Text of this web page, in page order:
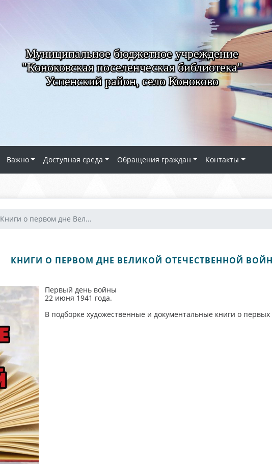
Муниципальное бюджетное учреждение
"Коноковская поселенческая библиотека"
Успенский район, село Коноково
Важно Доступная среда Обращения граждан Контакты
Книги о первом дне Вел...
КНИГИ О ПЕРВОМ ДНЕ ВЕЛИКОЙ ОТЕЧЕСТВЕННОЙ
Первый день войны
22 июня 1941 года.
В подборке художественные и документальные книги о